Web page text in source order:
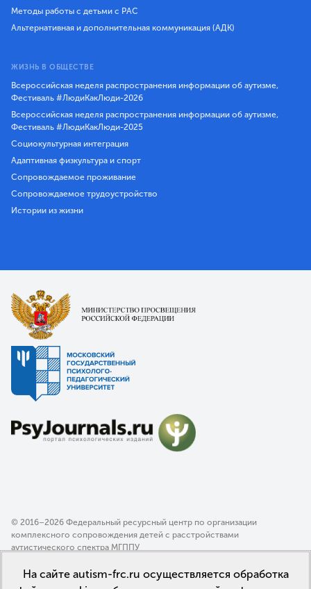
Методы работы с детьми с РАС
Альтернативная и дополнительная коммуникация (АДК)
ЖИЗНЬ В ОБЩЕСТВЕ
Всероссийская неделя распространения информации об аутизме,
Фестиваль #ЛюдиКакЛюди-2026
Всероссийская неделя распространения информации об аутизме,
Фестиваль #ЛюдиКакЛюди-2025
Социокультурная интеграция
Адаптивная физкультура и спорт
Сопровождаемое проживание
Сопровождаемое трудоустройство
Истории из жизни
© 2016–2026 Федеральный ресурсный центр по организации
комплексного сопровождения детей с расстройствами
аутистического спектра МГППУ
Политика конфиденциальности
Пользовательское соглашение
На сайте autism-frc.ru осуществляется обработка